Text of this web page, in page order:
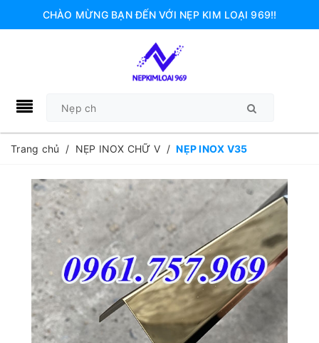
CHÀO MỪNG BẠN ĐẾN VỚI NẸP KIM LOẠI 969!!
Trang chủ / NẸP INOX CHỮ V / NẸP INOX V35